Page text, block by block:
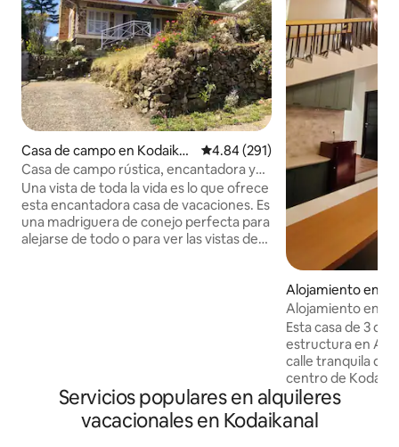
Casa de campo en Kodaikan
al
Calificación promedio: 4.84 de
4.84 (291)
Casa de campo rústica, encantadora y
pintoresca en Kodaikanal
Una vista de toda la vida es lo que ofrece
esta encantadora casa de vacaciones. Es
una madriguera de conejo perfecta para
alejarse de todo o para ver las vistas de
de hombres o niños reserven esta
estancia. Gracias por tu comprensión.
Alojamiento en
Alojamiento en
Esta casa de 3
estructura en A
calle tranquila de
centro de
cuartas partes
vidrio, la sala de
increíbles de las
Servicios populares en alquileres
vacacionales en Kodaikanal